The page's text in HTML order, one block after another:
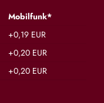
Mobilfunk*
+0,19 EUR
+0,20 EUR
+0,20 EUR